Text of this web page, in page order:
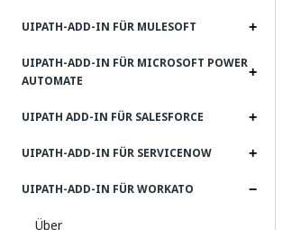
UIPATH-ADD-IN FÜR MULESOFT
UIPATH-ADD-IN FÜR MICROSOFT POWER
AUTOMATE
UIPATH ADD-IN FÜR SALESFORCE
UIPATH-ADD-IN FÜR SERVICENOW
UIPATH-ADD-IN FÜR WORKATO
Über